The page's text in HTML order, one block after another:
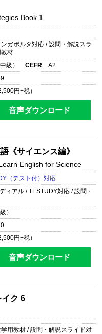
Book 1
ガポルタ対応 / 設問・解説スラ
材
） CEFR
A2
円+税）
音声ダウンロード
《サイエンス編》
English for Science
（テスト付）対応
アル / TESTUDY対応 / 設問・
）
円+税）
音声ダウンロード
ク 6
用教材 / 設問・解説スライド対